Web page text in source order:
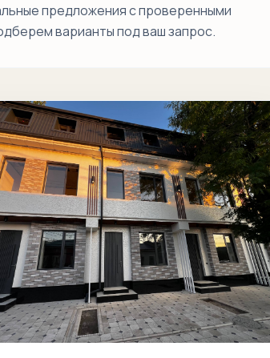
Куйлюкское
шоссе
Мироншох
Нукус
Нукусская
Ойбек
Паркентская
Сайхун
предложения с проверенными
варианты под ваш запрос.